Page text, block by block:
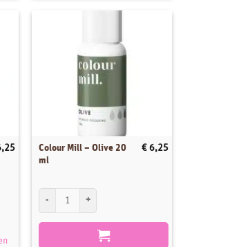
Colour Mill – Olive 20
ml
€ 6,25